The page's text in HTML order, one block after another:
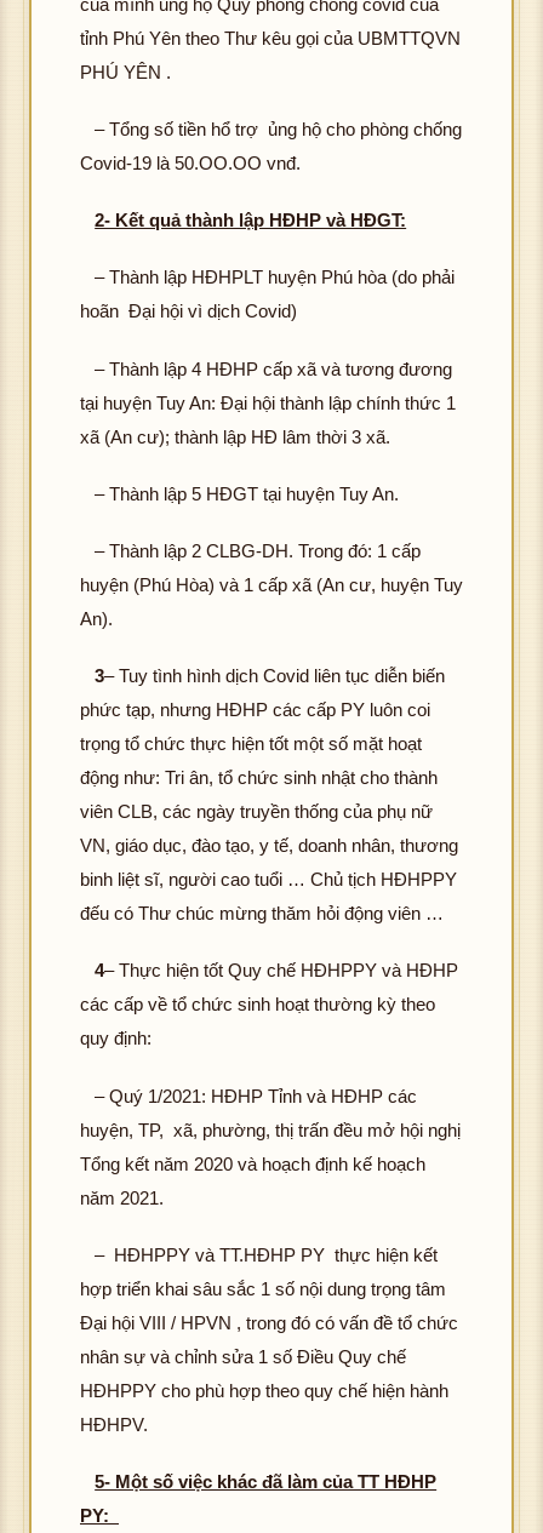
tỉnh Phú Yên theo Thư kêu gọi của UBMTTQVN
PHÚ YÊN .
– Tổng số tiền hổ trợ ủng hộ cho phòng chống
Covid-19 là 50.OO.OO vnđ.
2- Kết quả thành lập HĐHP và HĐGT:
– Thành lập HĐHPLT huyện Phú hòa (do phải
hoãn Đại hội vì dịch Covid)
– Thành lập 4 HĐHP cấp xã và tương đương
tại huyện Tuy An: Đại hội thành lập chính thức 1
xã (An cư); thành lập HĐ lâm thời 3 xã.
– Thành lập 5 HĐGT tại huyện Tuy An.
– Thành lập 2 CLBG-DH. Trong đó: 1 cấp
huyện (Phú Hòa) và 1 cấp xã (An cư, huyện Tuy
An).
3– Tuy tình hình dịch Covid liên tục diễn biến
phức tạp, nhưng HĐHP các cấp PY luôn coi
trọng tổ chức thực hiện tốt một số mặt hoạt
động như: Tri ân, tổ chức sinh nhật cho thành
viên CLB, các ngày truyền thống của phụ nữ
VN, giáo dục, đào tạo, y tế, doanh nhân, thương
binh liệt sĩ, người cao tuổi … Chủ tịch HĐHPPY
đếu có Thư chúc mừng thăm hỏi động viên …
4– Thực hiện tốt Quy chế HĐHPPY và HĐHP
các cấp về tổ chức sinh hoạt thường kỳ theo
quy định:
– Quý 1/2021: HĐHP Tỉnh và HĐHP các
huyện, TP, xã, phường, thị trấn đều mở hội nghị
Tổng kết năm 2020 và hoạch định kế hoạch
năm 2021.
– HĐHPPY và TT.HĐHP PY thực hiện kết
hợp triển khai sâu sắc 1 số nội dung trọng tâm
Đại hội VIII / HPVN , trong đó có vấn đề tổ chức
nhân sự và chỉnh sửa 1 số Điều Quy chế
HĐHPPY cho phù hợp theo quy chế hiện hành
HĐHPV.
5- Một số việc khác đã làm của TT HĐHP
PY: